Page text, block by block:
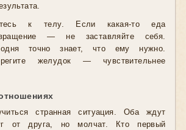
к телу. Если какая-то еда
— не заставляйте себя.
точно знает, что ему нужно.
желудок — чувствительнее
странная ситуация. Оба ждут
от друга, но молчат. Кто первый